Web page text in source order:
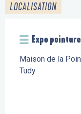
LOCALISATION
Expo
Maison de la
Tudy